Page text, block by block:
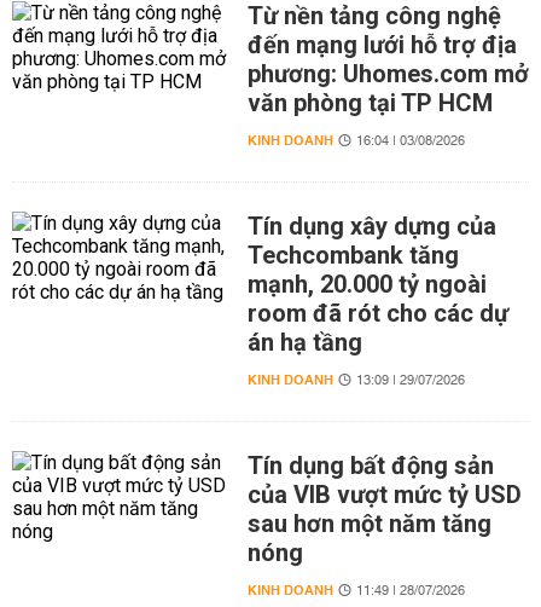
Từ nền tảng công nghệ
đến mạng lưới hỗ trợ địa
phương: Uhomes.com mở
văn phòng tại TP HCM
KINH DOANH 16:04 | 03/08/2026
Tín dụng xây dựng của
Techcombank tăng
mạnh, 20.000 tỷ ngoài
room đã rót cho các dự
án hạ tầng
KINH DOANH 13:09 | 29/07/2026
Tín dụng bất động sản
của VIB vượt mức tỷ USD
sau hơn một năm tăng
nóng
KINH DOANH 11:49 | 28/07/2026